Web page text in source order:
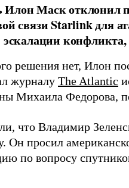
Маск отклонил
связи Starlink для
эскалации
решения нет, Илон
журналу The Atlantic
Михаила Федорова,
что Владимир
просил
по вопросу